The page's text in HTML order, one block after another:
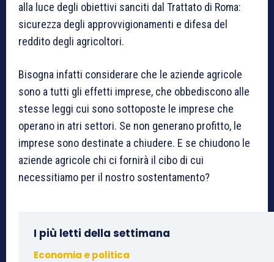
alla luce degli obiettivi sanciti dal Trattato di Roma:
sicurezza degli approvvigionamenti e difesa del
reddito degli agricoltori.
Bisogna infatti considerare che le aziende agricole
sono a tutti gli effetti imprese, che obbediscono alle
stesse leggi cui sono sottoposte le imprese che
operano in atri settori. Se non generano profitto, le
imprese sono destinate a chiudere. E se chiudono le
aziende agricole chi ci fornirà il cibo di cui
necessitiamo per il nostro sostentamento?
I più letti della settimana
Economia e politica